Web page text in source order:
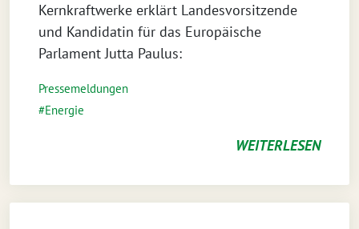
Kernkraftwerke erklärt Landesvorsitzende
und Kandidatin für das Europäische
Parlament Jutta Paulus:
Pressemeldungen
Energie
WEITERLESEN